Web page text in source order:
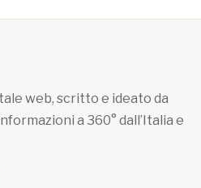
web, scritto e ideato da
a 360° dall’Italia e